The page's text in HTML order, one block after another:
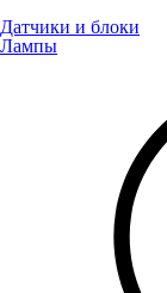
Датчики и блоки
Лампы